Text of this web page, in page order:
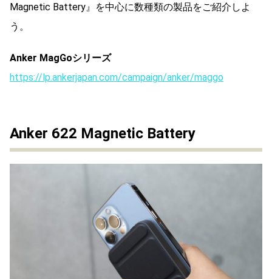
Magnetic Battery』を中心に数種類の製品をご紹介しよ
う。
Anker MagGoシリーズ
https://lp.ankerjapan.com/campaign/anker/maggo
Anker 622 Magnetic Battery